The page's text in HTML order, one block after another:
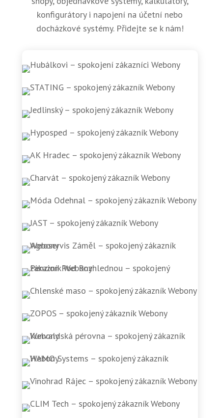
konfigurátory i napojení na účetní nebo
docházkové systémy. Přidejte se k nám!